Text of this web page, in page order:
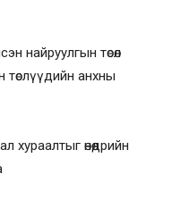
найруулгын төсөл
төслүүдийн анхны
хураалтыг өнөөдрийн